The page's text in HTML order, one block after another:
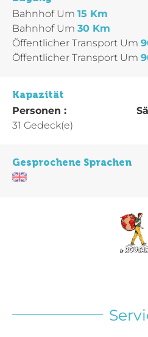
BahnhofUm 15 Km
BahnhofUm 30 Km
Öffentlicher Transport Um
Öffentlicher Transport Um
Kapazität
Personen :
31 Gedeck(e)
Gesprochene Sprachen